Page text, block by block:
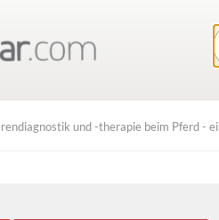
und -therapie beim Pferd -